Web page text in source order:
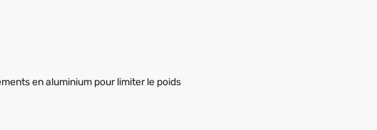
en aluminium pour limiter le poids